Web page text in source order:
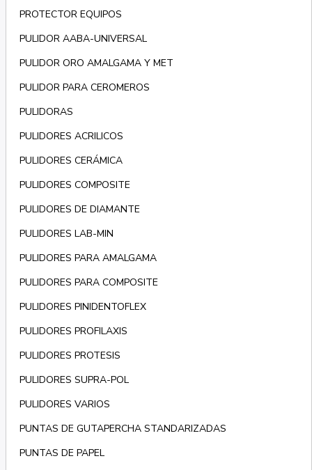
PROTECTOR EQUIPOS
PULIDOR AABA-UNIVERSAL
PULIDOR ORO AMALGAMA Y MET
PULIDOR PARA CEROMEROS
PULIDORAS
PULIDORES ACRILICOS
PULIDORES CERÁMICA
PULIDORES COMPOSITE
PULIDORES DE DIAMANTE
PULIDORES LAB-MIN
PULIDORES PARA AMALGAMA
PULIDORES PARA COMPOSITE
PULIDORES PINIDENTOFLEX
PULIDORES PROFILAXIS
PULIDORES PROTESIS
PULIDORES SUPRA-POL
PULIDORES VARIOS
PUNTAS DE GUTAPERCHA STANDARIZADAS
PUNTAS DE PAPEL